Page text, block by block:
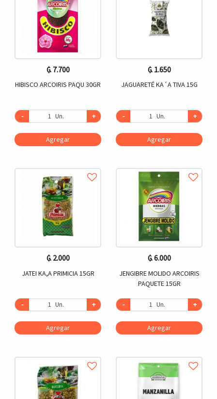
₲. 7.700
HIBISCO ARCOIRIS PAQU 30GR
- Un. +
Agregar
₲. 1.650
JAGUARETÉ KA´A TIVA 15G
- Un. +
Agregar
₲. 2.000
JATEI KA,A PRIMICIA 15GR
- Un. +
Agregar
₲. 6.000
JENGIBRE MOLIDO ARCOIRIS
PAQUETE 15GR
- Un. +
Agregar